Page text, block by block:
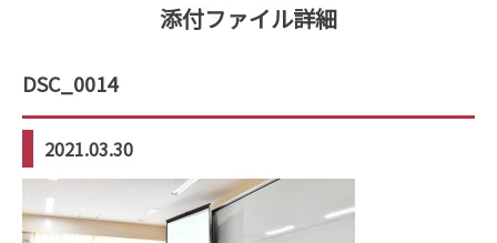
添付ファイル詳細
DSC_0014
2021.03.30